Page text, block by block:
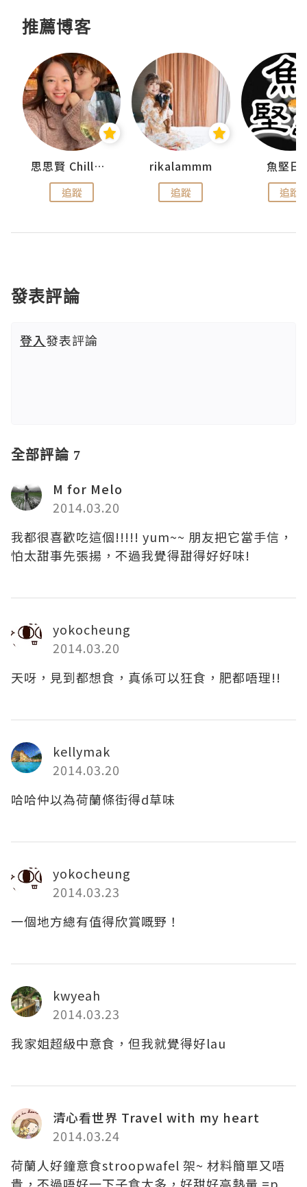
推薦博客
思思賢 ChillMyBabe
追蹤
rikalammm
追蹤
魚堅日
追蹤
發表評論
登入發表評論
全部評論 7
M for Melo
2014.03.20
我都很喜歡吃這個!!!!! yum~~ 朋友把它當手信，
怕太甜事先張揚，不過我覺得甜得好好味!
yokocheung
2014.03.20
天呀，見到都想食，真係可以狂食，肥都唔理!!
kellymak
2014.03.20
哈哈仲以為荷蘭條街得d草味
yokocheung
2014.03.23
一個地方總有值得欣賞嘅野！
kwyeah
2014.03.23
我家姐超級中意食，但我就覺得好lau
清心看世界 Travel with my heart
2014.03.24
荷蘭人好鐘意食stroopwafel 架~ 材料簡單又唔